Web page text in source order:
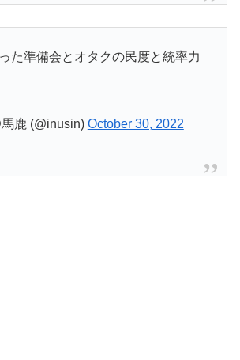
た準備会とオタクの民度と統率力
鹿 (@inusin) October 30, 2022